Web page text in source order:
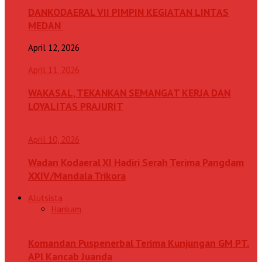
DANKODAERAL VII PIMPIN KEGIATAN LINTAS
MEDAN
April 12, 2026
April 11, 2026
WAKASAL, TEKANKAN SEMANGAT KERJA DAN
LOYALITAS PRAJURIT
April 10, 2026
Wadan Kodaeral XI Hadiri Serah Terima Pangdam
XXIV/Mandala Trikora
Alutsista
Hankam
Komandan Puspenerbal Terima Kunjungan GM PT.
APl Kancab Juanda